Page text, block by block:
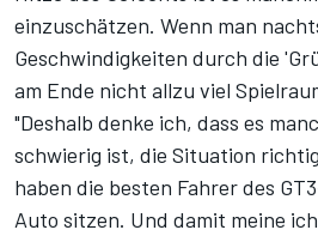
einzuschätzen. Wenn man
Geschwindigkeiten durch die
am Ende nicht allzu viel
"Deshalb denke ich, dass es
schwierig ist, die Situation
haben die besten Fahrer des
Auto sitzen. Und damit meine